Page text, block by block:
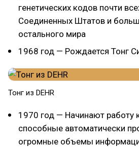
генетических кодов почти
Соединенных Штатов и
остального мира
1968 год — Рождается Тонг
Тонг из DEHR
1970 год — Начинают работу
способные автоматически
огромные объемы